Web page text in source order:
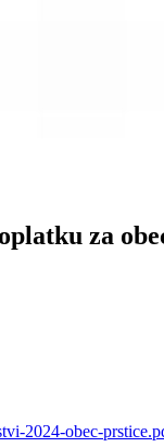
za
2024-obec-